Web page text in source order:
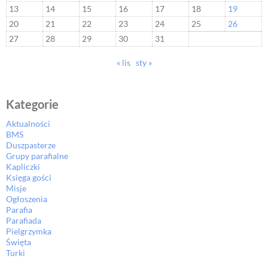
13
14 15 16 17 18
19
20
21 22 23 24 25
26
27
28 29 30 31
« lis sty »
Kategorie
Aktualności
BMS
Duszpasterze
Grupy parafialne
Kapliczki
Księga gości
Misje
Ogłoszenia
Parafia
Parafiada
Pielgrzymka
Święta
Turki